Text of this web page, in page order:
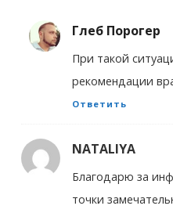
Глеб Порогер
При такой
рекомендации
Ответить
NATALIYA
Благодарю за
точки